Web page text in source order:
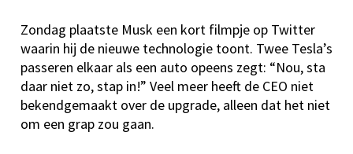
Zondag plaatste Musk een kort filmpje op Twitter
waarin hij de nieuwe technologie toont. Twee Tesla’s
passeren elkaar als een auto opeens zegt: “Nou, sta
daar niet zo, stap in!” Veel meer heeft de CEO niet
bekendgemaakt over de upgrade, alleen dat het niet
om een grap zou gaan.